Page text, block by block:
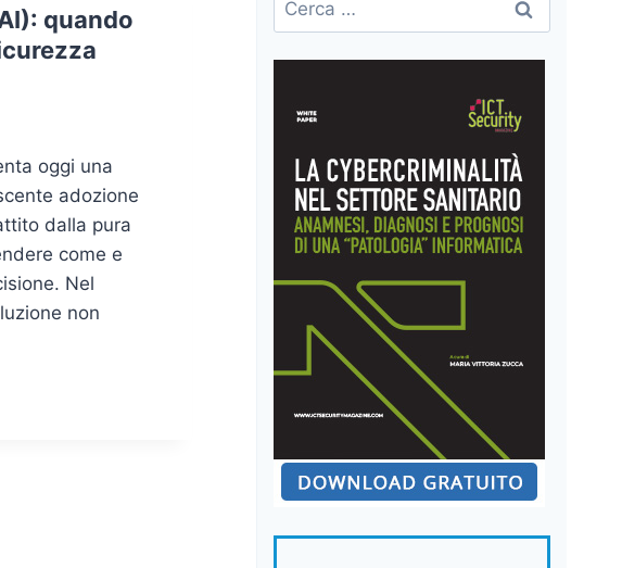
quando
oggi una
adozione
dalla pura
come e
Nel
non
per: